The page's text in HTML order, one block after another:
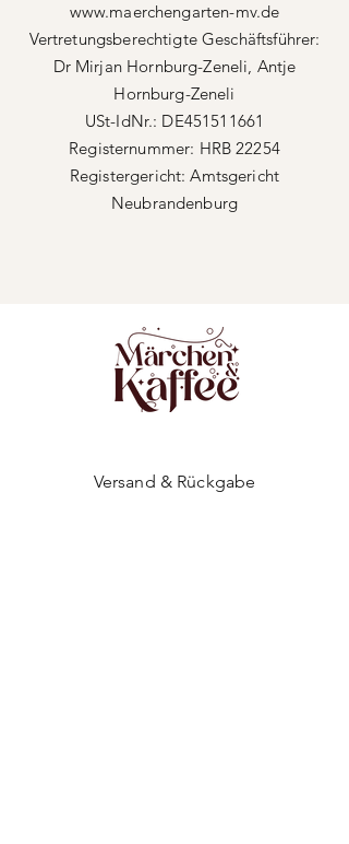
www.maerchengarten-mv.de
Vertretungsberechtigte Geschäftsführer:
Dr Mirjan Hornburg-Zeneli, Antje
Hornburg-Zeneli
USt-IdNr.: DE451511661
Registernummer: HRB 22254
Registergericht: Amtsgericht
Neubrandenburg
Versand & Rückgabe